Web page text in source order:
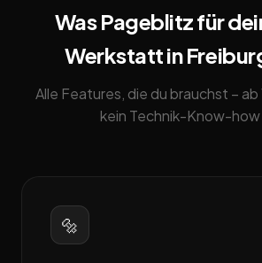
Was Pageblitz für
Werkstatt in
Alle Features, die du brauchst –
kein Technik-Know-
🔩